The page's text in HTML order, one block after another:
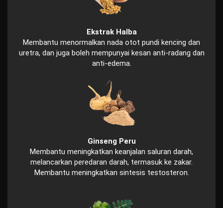
Ekstrak Halba
Membantu menormalkan nada otot pundi kencing dan
uretra, dan juga boleh mempunyai kesan anti-radang dan
anti-edema.
Ginseng Peru
Membantu meningkatkan keanjalan saluran darah,
melancarkan peredaran darah, termasuk ke zakar.
Membantu meningkatkan sintesis testosteron.